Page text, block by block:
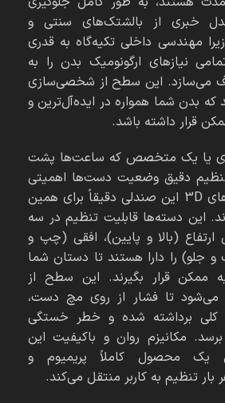
خبری از بالشتک‌های سنتی و
مهندسی داخلی تکیه‌گاه به قدری
نیازهای ارگونومیک بدن را به
می‌سازد. این سطح از شخصی‌سازی
بدن شما همواره در ایده‌آل‌ترین و
قرار داشته باشد.
یا یک متخصص که ساعت‌ها پشت
دقیق وضعیت دست‌ها اهمیتی
حیاتی دارد و دسته‌های 3D این صندلی دقیقاً برای همین
این دسته‌ها قابلیت تنظیم در سه
(بالا و پایین)، افقی (چپ و
را دارا هستند تا دستان شما
ممکن قرار بگیرند. این سطح از
می‌شود تا فشار از روی مچ دست،
کلی برداشته شده و خطر خستگی
مکانیزم روان و باکیفیت این
محصول کاملاً پریمیوم و
تنظیم به کاربر منتقل می‌کند.